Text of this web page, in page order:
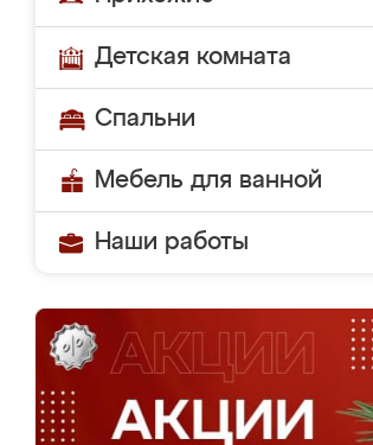
Детская комната
Спальни
Мебель для ванной
Наши работы